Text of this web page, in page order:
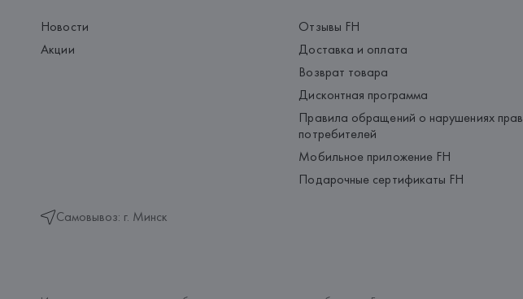
Новости
Акции
Самовывоз: г. Минск
Отзывы FH
Доставка и оплата
Возврат товара
Дисконтная программа
Правила обращений о нарушениях прав
потребителей
Мобильное приложение FH
Подарочные сертификаты FH